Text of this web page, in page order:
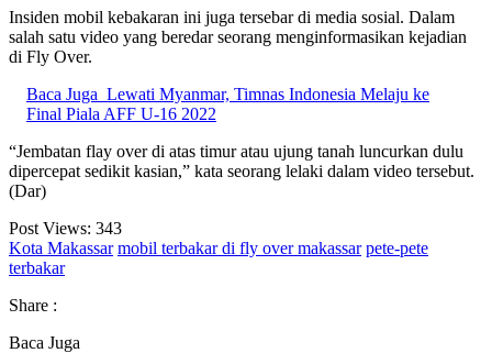
Insiden mobil kebakaran ini juga tersebar di media sosial. Dalam
salah satu video yang beredar seorang menginformasikan kejadian
di Fly Over.
Baca Juga Lewati Myanmar, Timnas Indonesia Melaju ke
Final Piala AFF U-16 2022
“Jembatan flay over di atas timur atau ujung tanah luncurkan dulu
dipercepat sedikit kasian,” kata seorang lelaki dalam video tersebut.
(Dar)
Post Views: 343
Kota Makassar mobil terbakar di fly over makassar pete-pete
terbakar
Share :
Baca Juga